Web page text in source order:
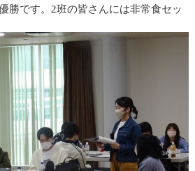
勝です。2班の皆さんには非常食セッ